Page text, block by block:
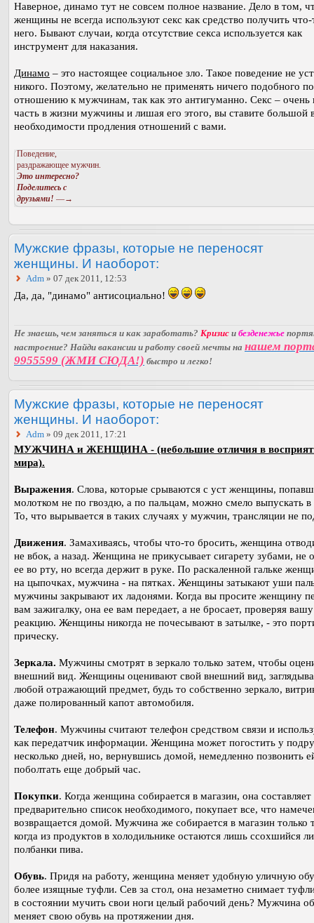
Наверное, динамо тут не совсем полное название. Дело в том,
женщины не всегда используют секс как средство получить что-
него. Бывают случаи, когда отсутствие секса используется как
инструмент для наказания.
Динамо – это настоящее социальное зло. Такое поведение не
никого. Поэтому, желательно не применять ничего подобного по
отношению к мужчинам, так как это антигуманно. Секс – очень
часть в жизни мужчины и лишая его этого, вы ставите большой
необходимости продления отношений с вами.
Поведение,
раздражающее мужчин.
Это интересно?
Поделитесь с
друзьями! —→
Мужские фразы, которые не переносят
женщины. И наоборот:
Adm » 07 дек 2011, 12:53
Да, да, "динамо" антисоциально!
Не знаешь, чем заняться и как заработать? Кризис и безденежье
настроение? Найди вакансии и работу своей мечты на нашем
9955599 (ЖМИ СЮДА!) быстро и легко!
Мужские фразы, которые не переносят
женщины. И наоборот:
Adm » 09 дек 2011, 17:21
МУЖЧИНА и ЖЕНЩИНА - (небольшие отличия в
мира).
Выражения. Слова, которые срываются с уст женщины,
молотком не по гвоздю, а по пальцам, можно смело выпускать в
То, что вырывается в таких случаях у мужчин, трансляции не
Движения. Замахиваясь, чтобы что-то бросить, женщина
не вбок, а назад. Женщина не прикусывает сигарету зубами, не
ее во рту, но всегда держит в руке. По раскаленной гальке
на цыпочках, мужчина - на пятках. Женщины затыкают уши
мужчины закрывают их ладонями. Когда вы просите женщину
вам зажигалку, она ее вам передает, а не бросает, проверяя вашу
реакцию. Женщины никогда не почесывают в затылке, - это
прическу.
Зеркала. Мужчины смотрят в зеркало только затем, чтобы
внешний вид. Женщины оценивают свой внешний вид,
любой отражающий предмет, будь то собственно зеркало,
даже полированный капот автомобиля.
Телефон. Мужчины считают телефон средством связи и
как передатчик информации. Женщина может погостить у
несколько дней, но, вернувшись домой, немедленно позвонить
поболтать еще добрый час.
Покупки. Когда женщина собирается в магазин, она составляет
предварительно список необходимого, покупает все, что
возвращается домой. Мужчина же собирается в магазин только
когда из продуктов в холодильнике остаются лишь ссохшийся
полбанки пива.
Обувь. Придя на работу, женщина меняет удобную уличную
более изящные туфли. Сев за стол, она незаметно снимает
в состоянии мучить свои ноги целый рабочий день? Мужчина
меняет свою обувь на протяжении дня.